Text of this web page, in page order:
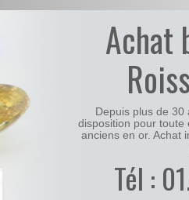
Achat
Depuis plus de
disposition pour toute
anciens en or. Achat
Tél :